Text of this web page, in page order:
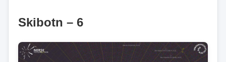
Skibotn – 6